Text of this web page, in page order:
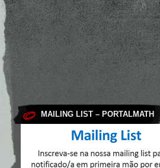
MAILING LIST – PORTALMATH